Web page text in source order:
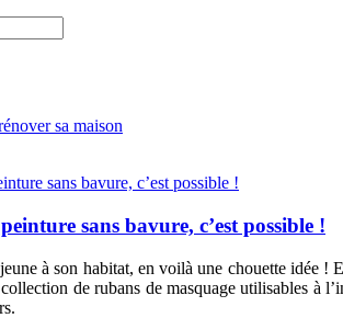
sa maison
sans bavure, c’est possible !
à son habitat, en voilà une chouette idée !
de rubans de masquage utilisables